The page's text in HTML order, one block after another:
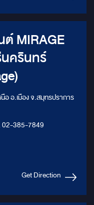
ต์ MIRAGE
อ อ.เมือง จ.สมุทรปราการ
385-7849
Get Direction